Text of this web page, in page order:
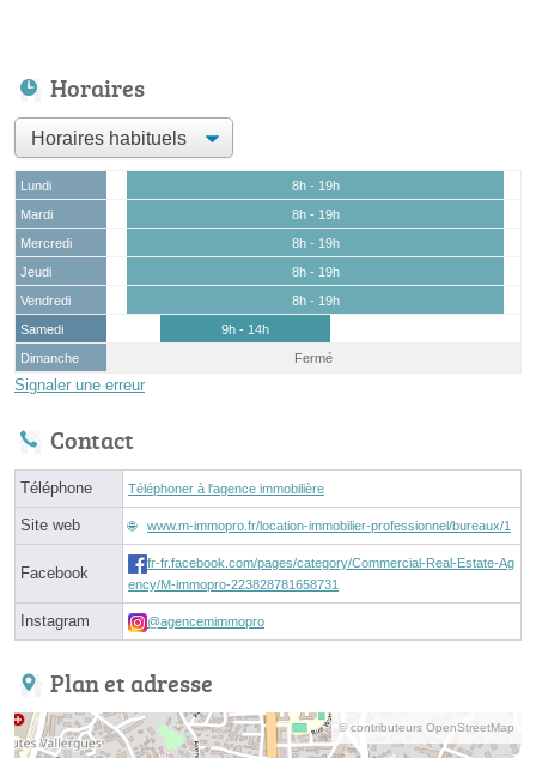
Horaires
Lundi
8h - 19h
Mardi
8h - 19h
Mercredi
8h - 19h
Jeudi
8h - 19h
Vendredi
8h - 19h
Samedi
9h - 14h
Dimanche
Fermé
Signaler une erreur
Contact
Téléphone Téléphoner à l'agence immobilière
Site web www.m-immopro.fr/location-immobilier-professionnel/bureaux/1
Facebook
fr-fr.facebook.com/pages/category/Commercial-Real-Estate-Ag
ency/M-immopro-223828781658731
Instagram @agencemimmopro
Plan et adresse
© contributeurs OpenStreetMap